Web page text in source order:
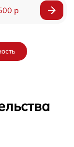
р